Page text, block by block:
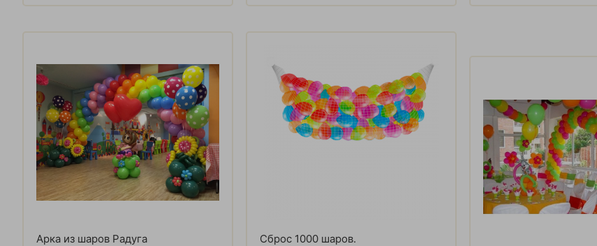
Арка из шаров Радуга Сброс 1000 шаров.